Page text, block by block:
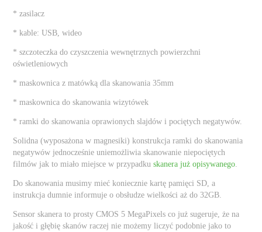
* zasilacz
* kable: USB, wideo
* szczoteczka do czyszczenia wewnętrznych powierzchni
oświetleniowych
* maskownica z matówką dla skanowania 35mm
* maskownica do skanowania wizytówek
* ramki do skanowania oprawionych slajdów i pociętych negatywów.
Solidna (wyposażona w magnesiki) konstrukcja ramki do skanowania
negatywów jednocześnie uniemożliwia skanowanie niepociętych
filmów jak to miało miejsce w przypadkuskanera już opisywanego
Do skanowania musimy mieć koniecznie kartę pamięci SD, a
instrukcja dumnie informuje o obsłudze wielkości aż do 32GB.
Sensor skanera to prosty CMOS 5 MegaPixels co już sugeruje, że na
jakość i głębię skanów raczej nie możemy liczyć podobnie jako to